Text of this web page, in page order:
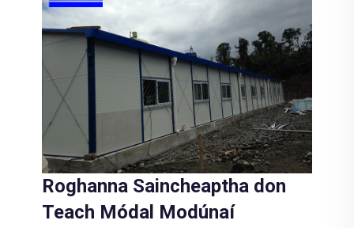
Roghanna Saincheaptha don
Teach Módal Modúnaí